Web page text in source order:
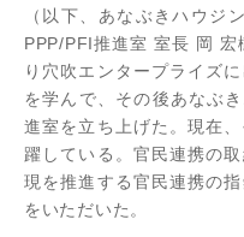
（以下、あなぶきハウジ
PPP/PFI推進室 室長 岡 宏
り穴吹エンタープライズ
を学んで、その後あなぶ
進室を立ち上げた。現在
躍している。官民連携の
現を推進する官民連携の
をいただいた。